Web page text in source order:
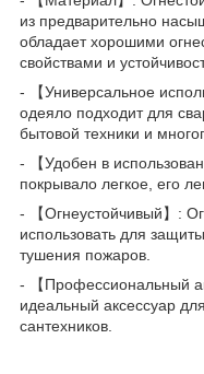
из предварительно
обладает хорошими
свойствами и
- 【Универсальное
одеяло подходит для
бытовой техники и
- 【Удобен в
покрывало легкое, его
- 【Огнеустойчивый】:
использовать для
тушения пожаров.
- 【Профессиональный
идеальный аксессуар
сантехников.